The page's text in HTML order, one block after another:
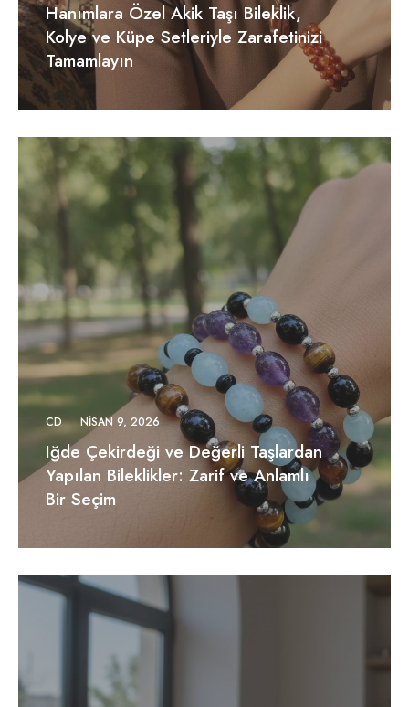
Hanımlara Özel Akik Taşı Bileklik,
Kolye ve Küpe Setleriyle Zarafetinizi
Tamamlayın
CD NISAN 9, 2026
Iğde Çekirdeği ve Değerli Taşlardan
Yapılan Bileklikler: Zarif ve Anlamlı
Bir Seçim